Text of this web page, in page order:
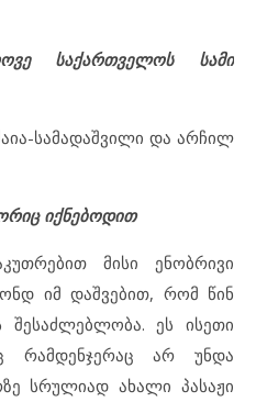
საქართველოს სამი
სამადაშვილი და არჩილ
იქნებოდით
მისი ენობრივი
იმ დაშვებით, რომ წინ
შესაძლებლობა. ეს ისეთი
რამდენჯერაც არ უნდა
სრულიად ახალი პასაჟი